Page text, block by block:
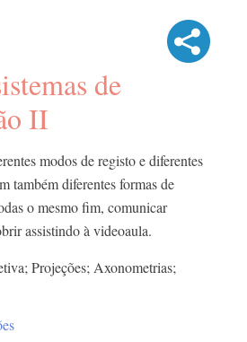
de
II
modos de registo e diferentes
também diferentes formas de
o mesmo fim, comunicar
assistindo à videoaula.
Projeções; Axonometrias;